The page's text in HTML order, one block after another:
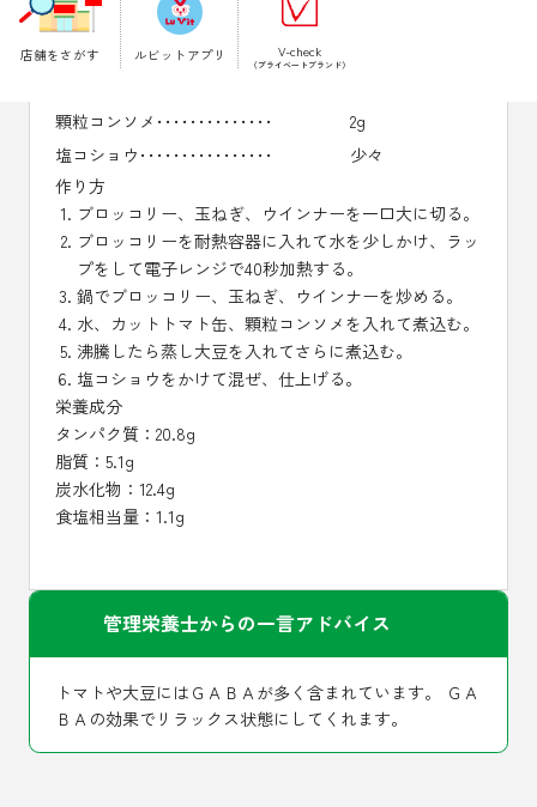
店舗をさがす ルビットアプリ V-check
（プライベートブランド）
蒸し大豆･･････････････････
水････････････････････････
顆粒コンソメ･･････････････
2g
塩コショウ････････････････
少々
作り方
ブロッコリー、玉ねぎ、ウインナーを一口大に切る。
ブロッコリーを耐熱容器に入れて水を少しかけ、ラッ
プをして電子レンジで40秒加熱する。
鍋でブロッコリー、玉ねぎ、ウインナーを炒める。
水、カットトマト缶、顆粒コンソメを入れて煮込む。
沸騰したら蒸し大豆を入れてさらに煮込む。
塩コショウをかけて混ぜ、仕上げる。
栄養成分
タンパク質：20.8g
脂質：5.1g
炭水化物：12.4g
食塩相当量：1.1g
管理栄養士からの一言アドバイス
トマトや大豆にはＧＡＢＡが多く含まれています。 ＧＡ
ＢＡの効果でリラックス状態にしてくれます。